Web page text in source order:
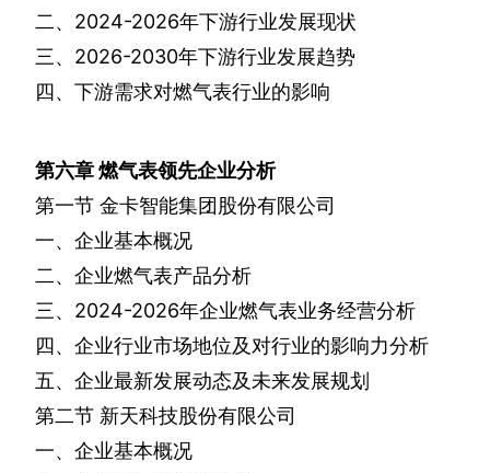
二、 2024-2026年下游行业发展现状
三、 2026-2030年下游行业发展趋势
四、下游需求对燃气表行业的影响
第六章燃气表领先企业分析
第一节 金卡智能集团股份有限公司
一、企业基本概况
二、企业燃气表产品分析
三、 2024-2026年企业燃气表业务经营分析
四、企业行业市场地位及对行业的影响力分析
五、企业最新发展动态及未来发展规划
第二节 新天科技股份有限公司
一、企业基本概况